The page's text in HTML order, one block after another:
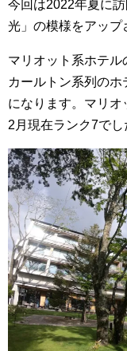
今回は2022年夏に
光」の模様をアップ
マリオット系ホテ
カールトン系列の
になります。マリ
2月現在ランク7でし